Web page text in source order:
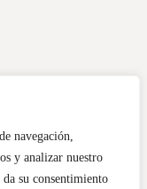
navegación,
y analizar nuestro
su consentimiento